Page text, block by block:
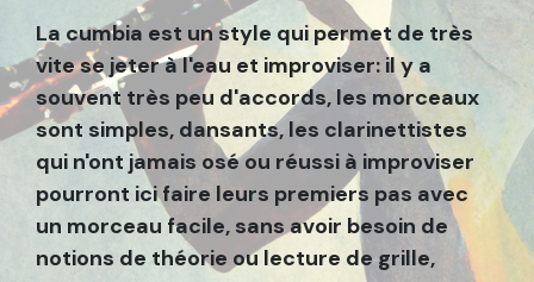
La cumbia est un style qui permet de très
vite se jeter à l'eau et improviser: il y a
souvent très peu d'accords, les morceaux
sont simples, dansants, les clarinettistes
qui n'ont jamais osé ou réussi à improviser
pourront ici faire leurs premiers pas avec
un morceau facile, sans avoir besoin de
notions de théorie ou lecture de grille,